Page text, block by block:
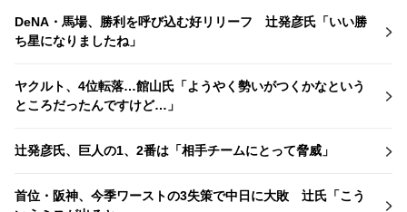
DeNA・馬場、勝利を呼び込む好リリーフ 辻発彦氏「いい勝
ち星になりましたね」
ヤクルト、4位転落…館山氏「ようやく勢いがつくかなという
ところだったんですけど…」
辻発彦氏、巨人の1、2番は「相手チームにとって脅威」
首位・阪神、今季ワーストの3失策で中日に大敗 辻氏「こう